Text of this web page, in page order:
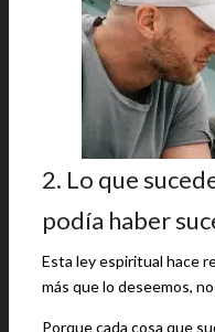
2. Lo que
podía haber
Esta ley espiritual hace
más que lo deseemos,
Porque cada cosa que